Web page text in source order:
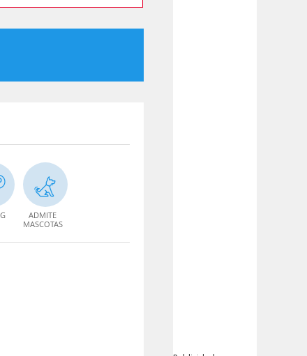
ADMITE
MASCOTAS